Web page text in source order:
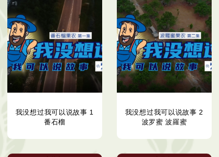
我没想过我可以说故事 1
番石榴
我没想过我可以说故事 2
波罗蜜 波羅蜜